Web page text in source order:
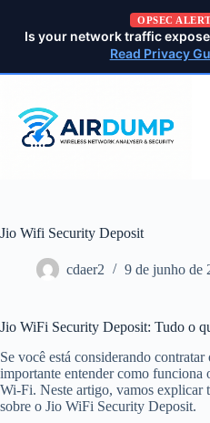
OPSEC
Is your network traffic
Read Privacy
Jio Wifi Security Deposit
cdaer2 9 de junho de
Jio WiFi Security Deposit: Tudo o
Se você está considerando
importante entender como funciona
Wi-Fi. Neste artigo, vamos explicar
sobre o Jio WiFi Security Deposit.